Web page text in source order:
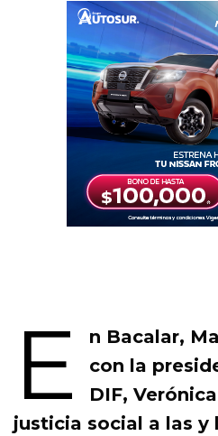
E
n Bacalar,
con la
DIF,
justicia social a las y